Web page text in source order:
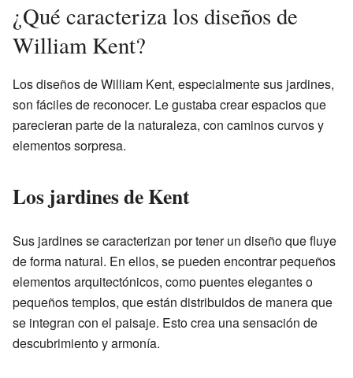
¿Qué caracteriza los diseños de
William Kent?
Los diseños de William Kent, especialmente sus jardines,
son fáciles de reconocer. Le gustaba crear espacios que
parecieran parte de la naturaleza, con caminos curvos y
elementos sorpresa.
Los jardines de Kent
Sus jardines se caracterizan por tener un diseño que fluye
de forma natural. En ellos, se pueden encontrar pequeños
elementos arquitectónicos, como puentes elegantes o
pequeños templos, que están distribuidos de manera que
se integran con el paisaje. Esto crea una sensación de
descubrimiento y armonía.